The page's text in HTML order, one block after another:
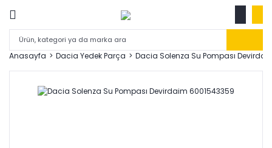
Anasayfa Dacia Yedek Parça Dacia Solenza Su Pompası